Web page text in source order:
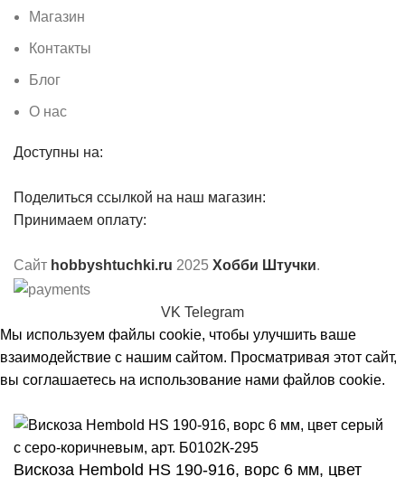
Магазин
Контакты
Блог
О нас
Доступны на:
Поделиться ссылкой на наш магазин:
Принимаем оплату:
Сайт hobbyshtuchki.ru 2025 Хобби Штучки.
VK Telegram
Мы используем файлы cookie, чтобы улучшить ваше
взаимодействие с нашим сайтом. Просматривая этот сайт,
вы соглашаетесь на использование нами файлов cookie.
Вискоза Hembold HS 190-916, ворс 6 мм, цвет